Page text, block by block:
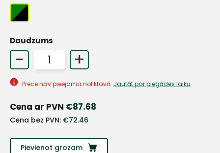
Daudzums
- +
Prece nav pieejama noliktavā. Jautāt par piegādes laiku
Cena ar PVN €87.68
Cena bez PVN: €72.46
Pievienot grozam
+